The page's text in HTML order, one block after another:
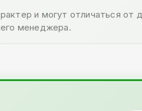
и могут отличаться от
менеджера.